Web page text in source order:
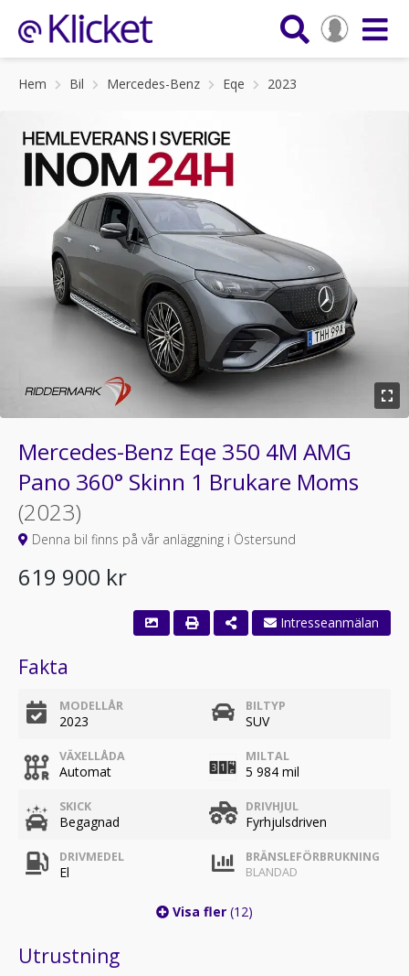
Hem Bil Mercedes-Benz Eqe 2023
Mercedes-Benz Eqe 350 4M AMG
Pano 360° Skinn 1 Brukare Moms
(2023)
Denna bil finns på vår anläggning i Östersund
619 900 kr
Fakta
MODELLÅR
2023
BILTYP
SUV
VÄXELLÅDA
Automat
MILTAL
5 984 mil
SKICK
Begagnad
DRIVHJUL
Fyrhjulsdriven
DRIVMEDEL
El
BRÄNSLEFÖRBRUKNING
BLANDAD
Visa fler (12)
Utrustning